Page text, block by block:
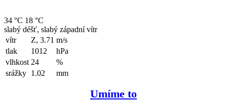
34 °C 18 °C
slabý déšť, slabý západní vítr
vítr
Z, 3.71 m/s
tlak
1012
hPa
vlhkost 24
%
srážky 1.02 mm
Umíme to